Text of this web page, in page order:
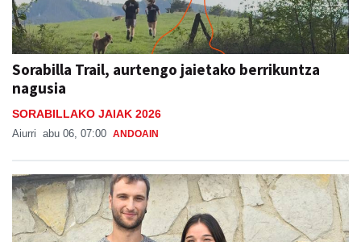
Sorabilla Trail, aurtengo jaietako berrikuntza
nagusia
SORABILLAKO JAIAK 2026
Aiurri abu 06, 07:00 ANDOAIN